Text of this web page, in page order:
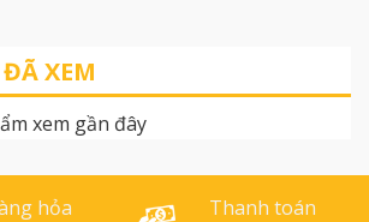
bị
thao
ngoài
môi
[...]
A5. Độ dày gáy 50mm cho
giấy, bao [...]
XEM
xem gần đây
hỏa
Thanh toán